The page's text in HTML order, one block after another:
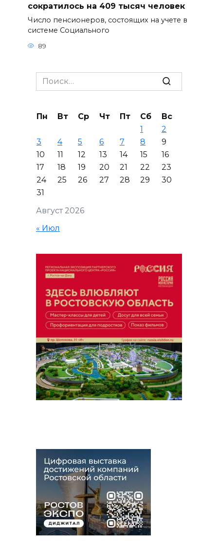
сократилось на 409 тысяч человек
Число пенсионеров, состоящих на учете в
системе Социального
89
Search
for:
Август 2026
Пн Вт Ср Чт Пт Сб
Вс
1
2
3
4 5 6 7 8
9
10
11 12 13 14 15
16
17
18 19 20 21 22
23
24
25 26 27 28 29
30
31
« Июл